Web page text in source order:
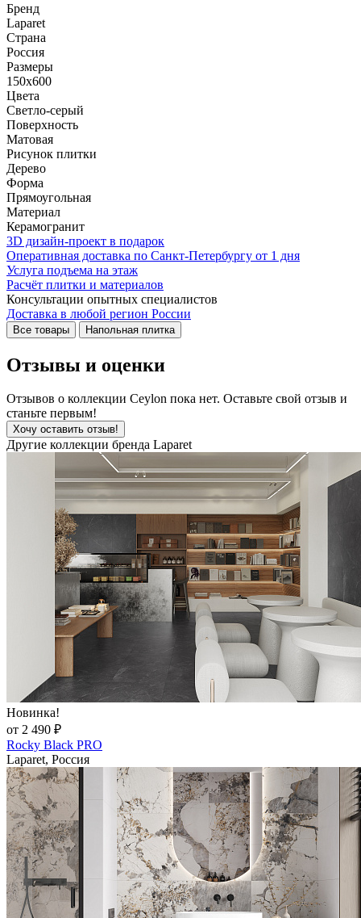
Бренд
Laparet
Страна
Россия
Размеры
150x600
Цвета
Светло-серый
Поверхность
Матовая
Рисунок плитки
Дерево
Форма
Прямоугольная
Материал
Керамогранит
3D дизайн-проект в подарок
Оперативная доставка по Санкт-Петербургу от 1 дня
Услуга подъема на этаж
Расчёт плитки и материалов
Консультации опытных специалистов
Доставка в любой регион России
Все товары Напольная плитка
Отзывы и оценки
Отзывов о коллекции Ceylon пока нет. Оставьте свой отзыв и
станьте первым!
Хочу оставить отзыв!
Другие коллекции бренда Laparet
Новинка!
от 2 490 ₽
Rocky Black PRO
Laparet, Россия